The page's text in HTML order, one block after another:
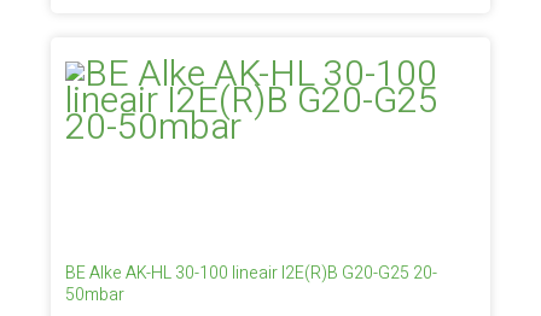
BE Alke AK-HL 30-100 lineair I2E(R)B G20-G25 20-
50mbar